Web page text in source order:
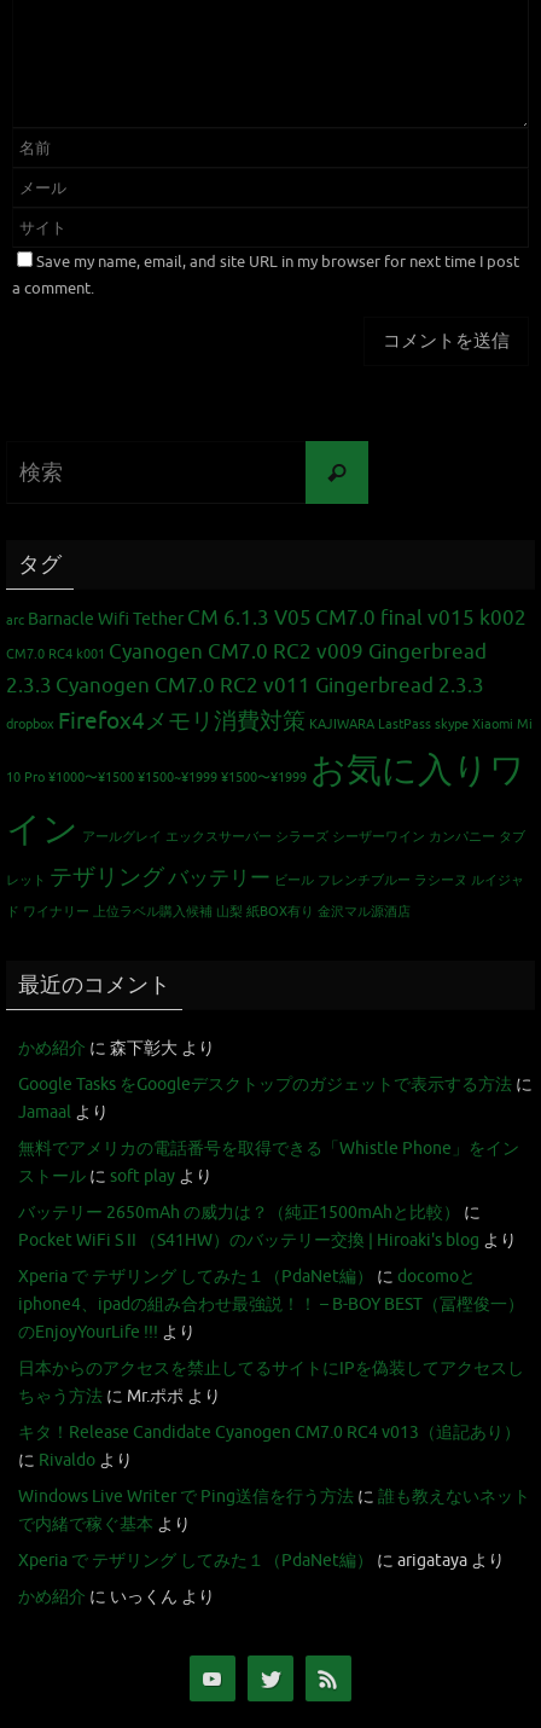
Save my name, email, and site URL in my browser for next time I post
a comment.
タグ
arc Barnacle Wifi Tether CM 6.1.3 V05 CM7.0 final v015 k002
CM7.0 RC4 k001 Cyanogen CM7.0 RC2 v009 Gingerbread
2.3.3 Cyanogen CM7.0 RC2 v011 Gingerbread 2.3.3
dropbox Firefox4メモリ消費対策 KAJIWARA LastPass skype Xiaomi Mi
10 Pro ¥1000〜¥1500 ¥1500~¥1999 ¥1500〜¥1999 お気に入りワ
イン アールグレイ エックスサーバー シラーズ シーザーワイン カンパニー タブ
レット テザリングバッテリー ビール フレンチブルー ラシーヌ ルイジャ
ド ワイナリー 上位ラベル購入候補 山梨 紙BOX有り 金沢マル源酒店
最近のコメント
かめ紹介 に 森下彰大 より
Google Tasks をGoogleデスクトップのガジェットで表示する方法 に
Jamaal より
無料でアメリカの電話番号を取得できる「Whistle Phone」をイン
ストール に soft play より
バッテリー 2650mAh の威力は？（純正1500mAhと比較）
に
Pocket WiFi S II （S41HW）のバッテリー交換 | Hiroaki's blog より
Xperia で テザリング してみた１（PdaNet編）
に docomoと
iphone4、ipadの組み合わせ最強説！！ – B-BOY BEST（冨樫俊一）
のEnjoyYourLife !!! より
日本からのアクセスを禁止してるサイトにIPを偽装してアクセスし
ちゃう方法 に Mr.ポポ より
キタ！Release Candidate Cyanogen CM7.0 RC4 v013（追記あり）
に Rivaldo より
Windows Live Writer で Ping送信を行う方法 に 誰も教えないネット
で内緒で稼ぐ基本 より
Xperia で テザリング してみた１（PdaNet編）
に arigataya より
かめ紹介 に いっくん より